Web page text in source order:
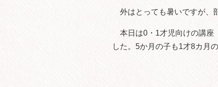
外はとっても暑いですが、
本日は0・1才児向けの講座
した。5か月の子も1才8カ月